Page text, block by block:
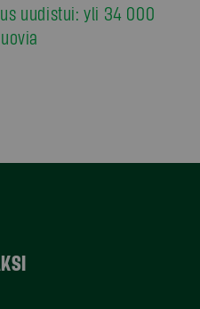
uudistui: yli 34 000